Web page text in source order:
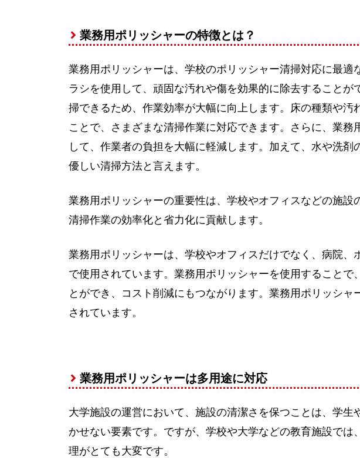
業務用ポリッシャーの特徴とは？
業務用ポリッシャーは、学校のポリッシャー清掃対応に最
ラシを使用して、頑固な汚れや傷を効果的に除去すること
掃できるため、作業効率が大幅に向上します。床の種類や汚
ことで、さまざまな清掃作業に対応できます。さらに、業
して、作業者の負担を大幅に軽減します。加えて、水や洗
優しい清掃方法と言えます。
業務用ポリッシャーの重要性は、学校やオフィスなどの施設
清掃作業の効率化と省力化に貢献します。
業務用ポリッシャーは、学校やオフィスだけでなく、病院、
で使用されています。業務用ポリッシャーを使用することで
とができ、コスト削減にもつながります。業務用ポリッシャ
されています。
業務用ポリッシャーは多用途に対応
大学施設の運営において、施設の清潔さを保つことは、学生
かせない要素です。ですが、学校や大学などの教育施設では
理がとても大変です。